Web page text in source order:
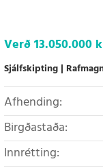
Verð13.050.000
Sjálfskipting
Afhending:
Birgðastaða:
Innrétting: